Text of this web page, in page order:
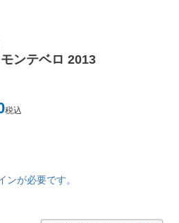
ンテベロ 2013
税込
ンが必要です。